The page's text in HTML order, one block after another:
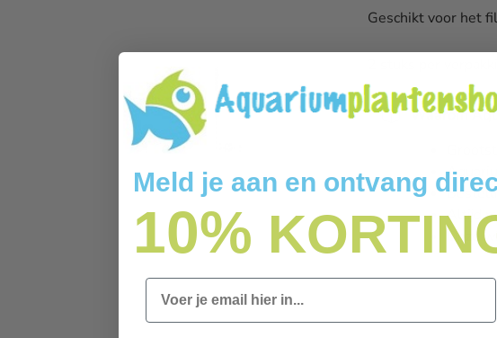
Geschikt voor het
2 stuks per
Waarom
Altijd
Onze
Meld je aan en ontvang
10%
Email